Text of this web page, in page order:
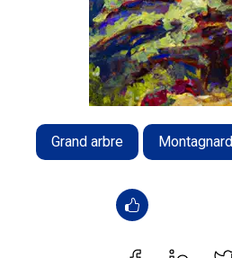
Grand arbre Montagnard